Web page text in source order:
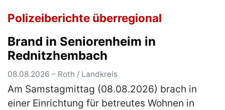
Polizeiberichte überregional
Brand in Seniorenheim in
Rednitzhembach
08.08.2026 – Roth / Landkreis
Am Samstagmittag (08.08.2026) brach in
einer Einrichtung für betreutes Wohnen in